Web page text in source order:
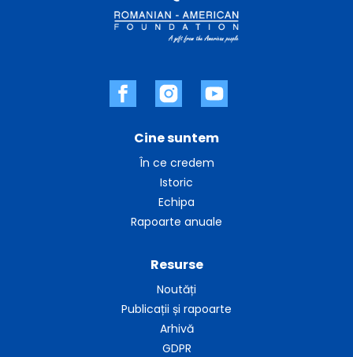
Cine suntem
În ce credem
Istoric
Echipa
Rapoarte anuale
Resurse
Noutăți
Publicații și rapoarte
Arhivă
GDPR